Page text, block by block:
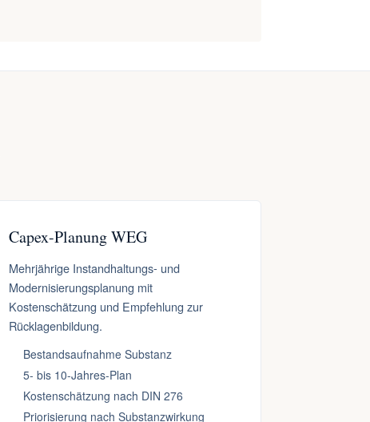
Capex-Planung WEG
Mehrjährige Instandhaltungs- und
Modernisierungsplanung mit
Kostenschätzung und Empfehlung zur
Rücklagenbildung.
Bestandsaufnahme Substanz
5- bis 10-Jahres-Plan
Kostenschätzung nach DIN 276
Priorisierung nach Substanzwirkung